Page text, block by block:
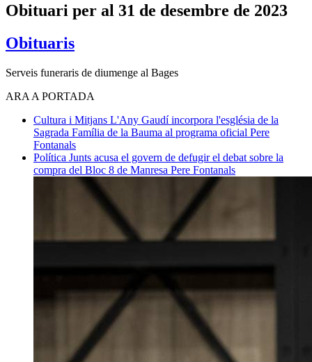
Obituari per al 31 de desembre de 2023
Obituaris
Serveis funeraris de diumenge al Bages
ARA A PORTADA
Cultura i Mitjans L'Any Gaudí incorpora l'església de la
Sagrada Família de la Bauma al programa oficial Pere
Fontanals
Política Junts acusa el govern de defugir el debat sobre la
compra del Bloc 8 de Manresa Pere Fontanals